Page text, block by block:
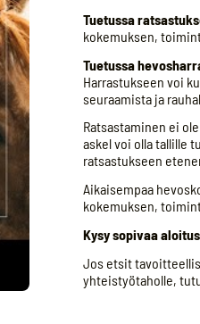
Tuetussa
kokemuksen,
Tuetussa
Harrastukseen voi
seuraamista ja
Ratsastaminen ei
askel voi olla tallille
ratsastukseen
Aikaisempaa
kokemuksen,
Kysy sopivaa
Jos etsit
yhteistyötaholle,